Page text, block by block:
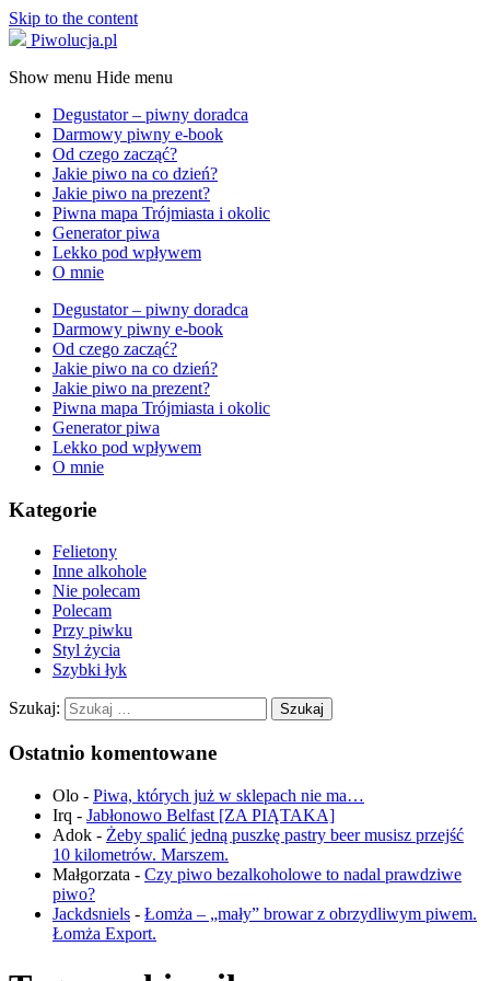
Skip to the content
Piwolucja.pl
Show menu Hide menu
Degustator – piwny doradca
Darmowy piwny e-book
Od czego zacząć?
Jakie piwo na co dzień?
Jakie piwo na prezent?
Piwna mapa Trójmiasta i okolic
Generator piwa
Lekko pod wpływem
O mnie
Degustator – piwny doradca
Darmowy piwny e-book
Od czego zacząć?
Jakie piwo na co dzień?
Jakie piwo na prezent?
Piwna mapa Trójmiasta i okolic
Generator piwa
Lekko pod wpływem
O mnie
Kategorie
Felietony
Inne alkohole
Nie polecam
Polecam
Przy piwku
Styl życia
Szybki łyk
Szukaj:
Ostatnio komentowane
Olo - Piwa, których już w sklepach nie ma…
Irq - Jabłonowo Belfast [ZA PIĄTAKA]
Adok - Żeby spalić jedną puszkę pastry beer musisz przejść
10 kilometrów. Marszem.
Małgorzata - Czy piwo bezalkoholowe to nadal prawdziwe
piwo?
Jackdsniels - Łomża – „mały” browar z obrzydliwym piwem.
Łomża Export.